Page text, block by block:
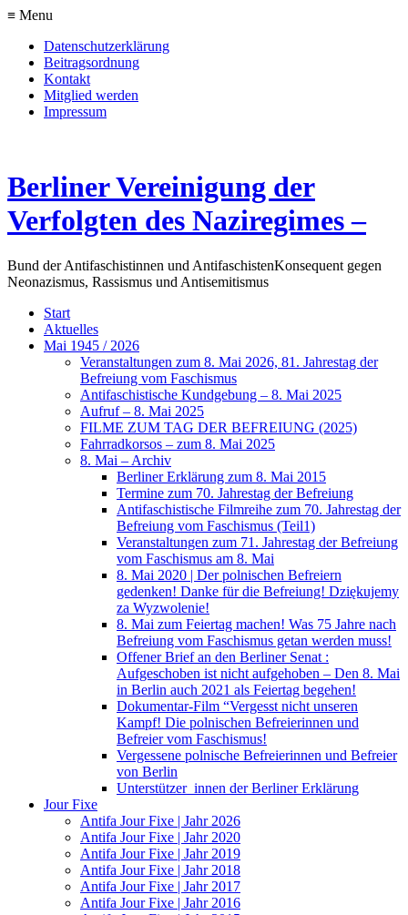
≡ Menu
Datenschutzerklärung
Beitragsordnung
Kontakt
Mitglied werden
Impressum
Berliner Vereinigung der
Verfolgten des Naziregimes –
Bund der Antifaschistinnen und AntifaschistenKonsequent gegen
Neonazismus, Rassismus und Antisemitismus
Start
Aktuelles
Mai 1945 / 2026
Veranstaltungen zum 8. Mai 2026, 81. Jahrestag der
Befreiung vom Faschismus
Antifaschistische Kundgebung – 8. Mai 2025
Aufruf – 8. Mai 2025
FILME ZUM TAG DER BEFREIUNG (2025)
Fahrradkorsos – zum 8. Mai 2025
8. Mai – Archiv
Berliner Erklärung zum 8. Mai 2015
Termine zum 70. Jahrestag der Befreiung
Antifaschistische Filmreihe zum 70. Jahrestag der
Befreiung vom Faschismus (Teil1)
Veranstaltungen zum 71. Jahrestag der Befreiung
vom Faschismus am 8. Mai
8. Mai 2020 | Der polnischen Befreiern
gedenken! Danke für die Befreiung! Dziękujemy
za Wyzwolenie!
8. Mai zum Feiertag machen! Was 75 Jahre nach
Befreiung vom Faschismus getan werden muss!
Offener Brief an den Berliner Senat :
Aufgeschoben ist nicht aufgehoben – Den 8. Mai
in Berlin auch 2021 als Feiertag begehen!
Dokumentar-Film “Vergesst nicht unseren
Kampf! Die polnischen Befreierinnen und
Befreier vom Faschismus!
Vergessene polnische Befreierinnen und Befreier
von Berlin
Unterstützer_innen der Berliner Erklärung
Jour Fixe
Antifa Jour Fixe | Jahr 2026
Antifa Jour Fixe | Jahr 2020
Antifa Jour Fixe | Jahr 2019
Antifa Jour Fixe | Jahr 2018
Antifa Jour Fixe | Jahr 2017
Antifa Jour Fixe | Jahr 2016